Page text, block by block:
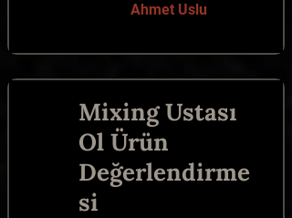
Ahmet Uslu
Mixing Ustası
Ol Ürün
Değerlendirme
si